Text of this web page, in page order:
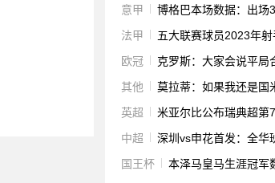
意甲
博格巴本场数据：出场35分钟
法甲
五大联赛球员2023年射手榜：哈
欧冠
克罗斯：大家会说平局合理但我
其他
莫拉蒂：如果我还是国米主席
英超
米亚尔比公布瑞典超第7轮名
中超
深圳vs申花首发：全华班PK4
国王杯
本泽马皇马生涯冠军数追平